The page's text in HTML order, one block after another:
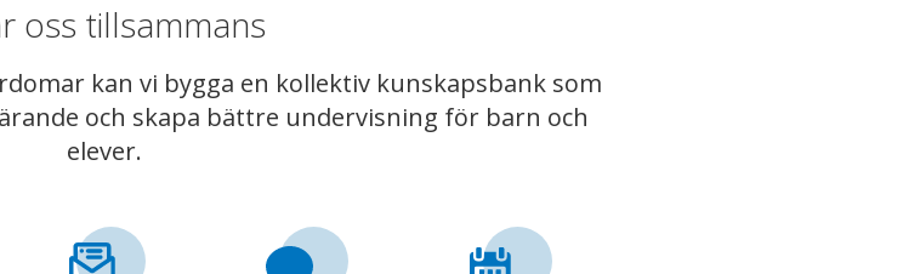
oss tillsammans
kan vi bygga en kollektiv kunskapsbank som
och skapa bättre undervisning för barn och
elever.